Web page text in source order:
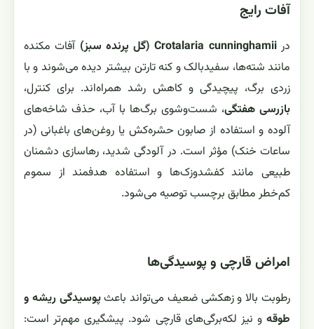
آفات رایج
درCrotalaria cunninghamii (گل پرنده سبز)
آفات مکنده
مانند شته‌ها، سفیدبالک و کنه تارتن بیشتر دیده می‌شوند و با
زردی برگ، پیچیدگی و کاهش رشد همراه‌اند. برای کنترل،
بازرسی هفتگی، شست‌وشوی برگ‌ها با آب، حذف شاخه‌های
آلوده و استفاده از صابون حشره‌کش یا روغن‌های باغبانی (در
ساعات خنک) مؤثر است. در آلودگی شدید، رهاسازی دشمنان
طبیعی مانند کفشدوزک‌ها و استفاده هدفمند از سموم
کم‌خطر مطابق برچسب توصیه می‌شود.
امراض قارچی و پوسیدگی‌ها
رطوبت بالا و زهکشی ضعیف می‌تواند باعثپوسیدگی ریشه و
طوقهو نیز لکه‌برگی‌های قارچی شود. پیشگیری مهم‌تر است: